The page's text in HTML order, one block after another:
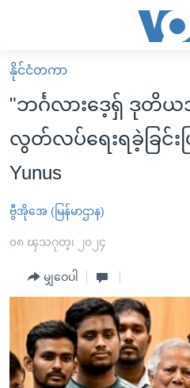
လွယ်ကူ
စေ
Link
များ
ပင်မ
ကျော်
ကြည့်
အ
ညွန်း
မူလစာမျက်နှာ
မြန်မာ
ကမ္ဘာ့သတင်းများ
နိုင်ငံတကာ
အစ္စရေး-ပါလက်စတိုင်း
ဗွီဒီယို
အင်္ဂလိပ်စာလေ့လာမယ်
အမေရိကန်သုံးအီဒီယံ
မကြေးမုံရဲ့ အင်္ဂလိပ်စာ
ရုပ်ရှင်ထဲက အင်္ဂလိပ်စာ
သုတပဒေသာ အင်္ဂလိပ်စာ
အပတ်စဉ်ကဏ္ဍများ
တီဗွီ
ရေဒီယိုနှင့်ရုပ်သံ အချက်အလက်မျ
ရေဒီယို/တီဗွီအစီအစဉ်
Learning English
နိုင်ငံတကာ
"ဘင်္ဂလားဒေ့ရှ် ဒုတိ
လွတ်လပ်ရေးရခဲ့ခြင်းဖ
Yunus
ဗွီအိုအေ (မြန်မာဌာန)
၀၈ ၾသဂုတ္၊ ၂၀၂၄
မျှဝေပါ